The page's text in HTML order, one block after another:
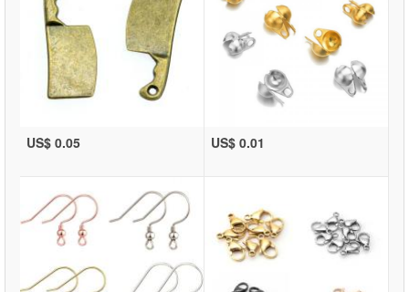
US$ 0.05 US$ 0.01